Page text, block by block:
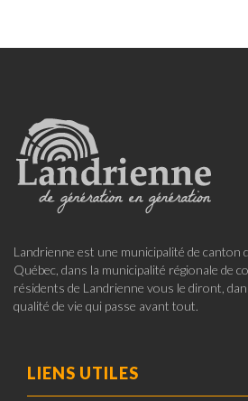
Landrienne est une municipalité de canton
Québec, dans la municipalité régionale de
résidents de Landrienne vous le diront,
qualité de vie qui passe avant tout.
LIENS UTILES